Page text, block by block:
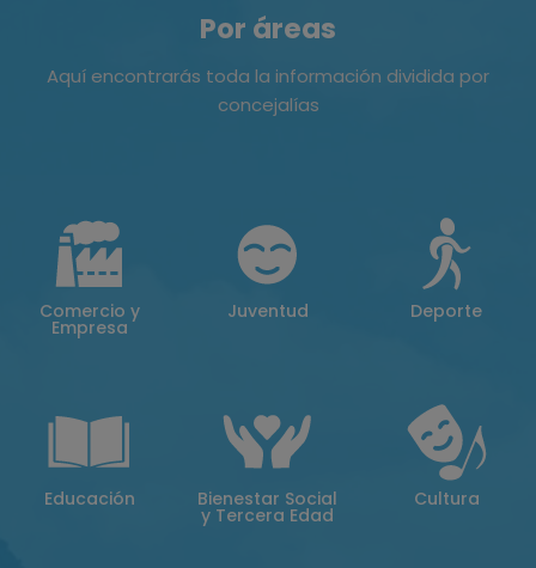
Por áreas
Aquí encontrarás toda la información dividida por
concejalías
Comercio y
Empresa
Juventud Deporte
Educación Bienestar Social
y Tercera Edad
Cultura